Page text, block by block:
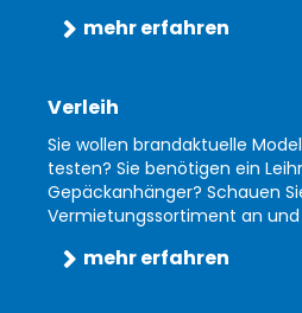
mehr erfahren
Verleih
Sie wollen brandaktuelle
testen? Sie benötigen ein
Gepäckanhänger? Schauen
Vermietungssortiment an und
mehr erfahren